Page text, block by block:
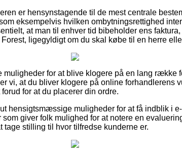
er hensynstagende til de mest centrale
eksempelvis hvilken ombytningsrettighed
at man til enhver tid bibeholder ens
ligegyldigt om du skal købe til en herre
muligheder for at blive klogere på en lang række
vi, at du bliver klogere på online forhandlerens
for at du placerer din ordre.
hensigtsmæssige muligheder for at få indblik i
giver folk mulighed for at notere en
stilling til hvor tilfredse kunderne er.